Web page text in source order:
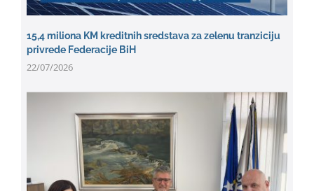
15,4 miliona KM kreditnih sredstava za zelenu tranziciju
privrede Federacije BiH
22/07/2026